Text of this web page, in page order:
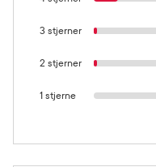
3 stjerner
2 stjerner
1 stjerne